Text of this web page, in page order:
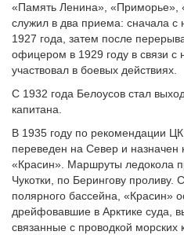
«Память Ленина», «Приморье»,
служил в два приема: сначала с
1927 года, затем после
офицером в 1929 году в связи
участвовал в боевых действиях.
С 1932 года Белоусов стал
капитана.
В 1935 году по рекомендации
переведен на Север и назначен
«Красин». Маршруты ледокола
Чукотки, по Берингову
полярного бассейна, «Красин»
дрейфовавшие в Арктике суда,
связанные с проводкой